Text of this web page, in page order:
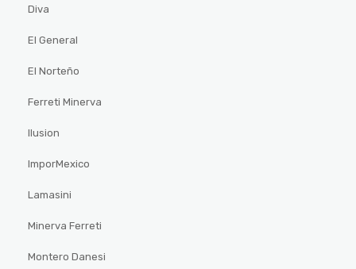
Diva
El General
El Norteño
Ferreti Minerva
Ilusion
ImporMexico
Lamasini
Minerva Ferreti
Montero Danesi